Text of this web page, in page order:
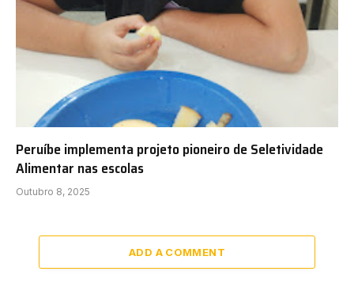
Peruíbe implementa projeto pioneiro de Seletividade
Alimentar nas escolas
Outubro 8, 2025
ADD A COMMENT